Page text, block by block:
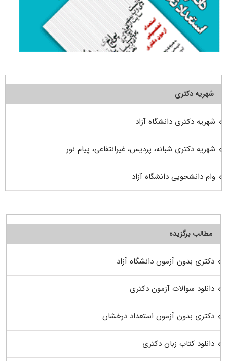
شهریه دکتری
شهریه دکتری دانشگاه آزاد
شهریه دکتری شبانه، پردیس، غیرانتفاعی، پیام نور
وام دانشجویی دانشگاه آزاد
مطالب برگزیده
دکتری بدون آزمون دانشگاه آزاد
دانلود سوالات آزمون دکتری
دکتری بدون آزمون استعداد درخشان
دانلود کتاب زبان دکتری